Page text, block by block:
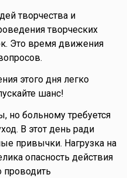
творчества и
творческих
Это время движения
этого дня легко
шанс!
но больному требуется
В этот день ради
привычки. Нагрузка на
опасность действия
проводить